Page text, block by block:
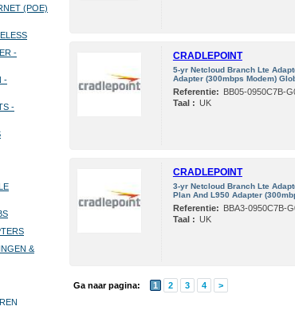
(POE)
-
-
-
&
CRADLEPOINT
5-yr Netcloud Branch Lte
Adapter (300mbps Modem)
Referentie: BB05-0950C7B-
Taal : UK
CRADLEPOINT
3-yr Netcloud Branch Lte
Plan And L950 Adapter
Referentie: BBA3-0950C7B-
Taal : UK
Ga naar pagina: 1 2 3 4 >